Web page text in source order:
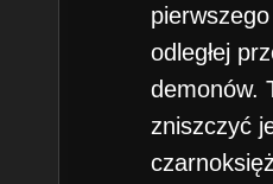
odległej
demonów.
zniszczyć